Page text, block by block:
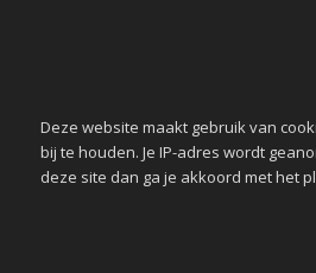
Deze website maakt gebruik van
bij te houden. Je IP-adres wordt
deze site dan ga je akkoord met het